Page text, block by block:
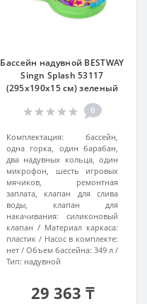
Бассейн надувной BESTWAY
Singn Splash 53117
(295х190x15 см) зеленый
0
Комплектация:
бассейн,
одна горка, один барабан,
два надувных кольца, один
микрофон, шесть игровых
мячиков, ремонтная
заплата, клапан для слива
воды, клапан для
накачивания: силиконовый
клапан
Материал каркаса:
пластик
Насос в комплекте:
нет
Объем бассейна: 349 л
Тип: надувной
29 363 ₸